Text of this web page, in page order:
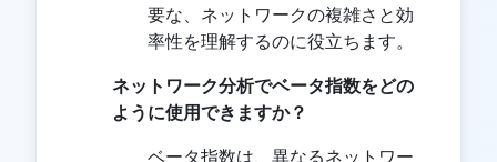
要な、ネットワークの複雑さと効
率性を理解するのに役立ちます。
ネットワーク分析でベータ指数をどの
ように使用できますか？
ベータ指数は、異なるネットワー